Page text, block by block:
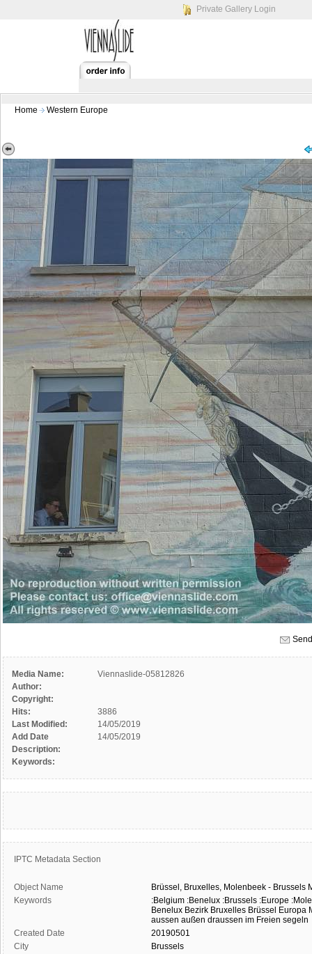
Private Gallery Login
Home Western Europe
Media Name:
Viennaslide-05812826
Author:
Copyright:
Hits:
3886
Last Modified:
14/05/2019
Add Date
14/05/2019
Description:
Keywords:
IPTC Metadata Section
Object Name Brüssel, Bruxelles, Molenbeek - Brussels
Keywords
:Belgium :Benelux :Brussels :Europe
Benelux Bezirk Bruxelles Brüssel Europa
aussen außen draussen im Freien segeln
Created Date
20190501
City
Brussels